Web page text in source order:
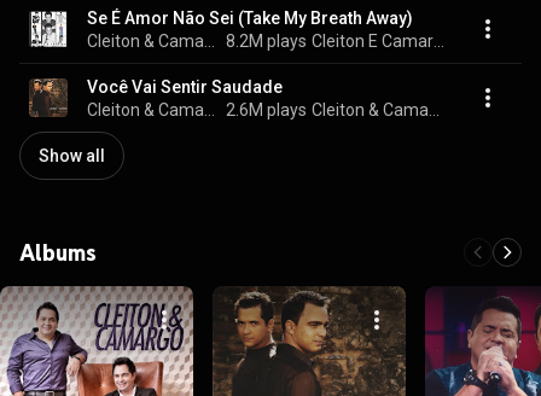
Se É Amor Não Sei (Take My Breath Away)
8.2M plays Cleiton E Camargo
Você Vai Sentir Saudade
2.6M plays
Show all
Albums